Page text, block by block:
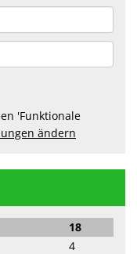
'Funktionale
ändern
18
4